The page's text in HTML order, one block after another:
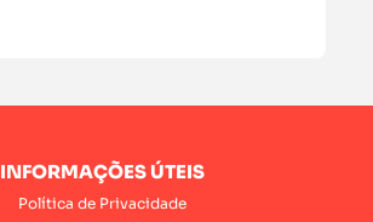
INFORMAÇÕES ÚTEIS
Política de Privacidade